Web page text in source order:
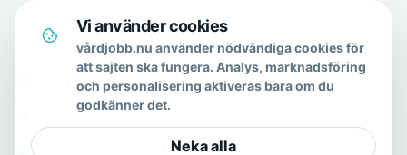
Om & hjälp
Vanliga frågor
Vi använder cookies
vårdjobb.nu använder nödvändiga cookies för
att sajten ska fungera. Analys, marknadsföring
och personalisering aktiveras bara om du
godkänner det.
Neka alla